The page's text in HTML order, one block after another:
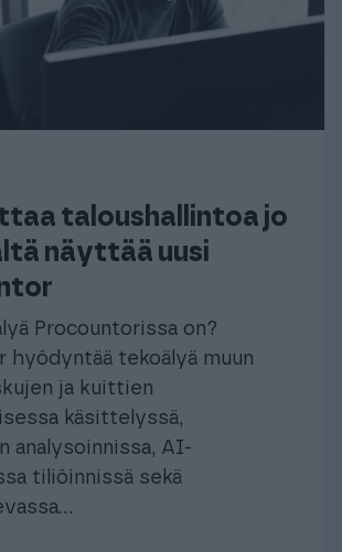
taloushallintoa jo
näyttää uusi
Procountorissa on?
hyödyntää tekoälyä muun
ja kuittien
käsittelyssä,
analysoinnissa, AI-
tiliöinnissä sekä